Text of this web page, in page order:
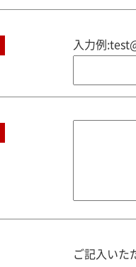
入力例
ご記入いた